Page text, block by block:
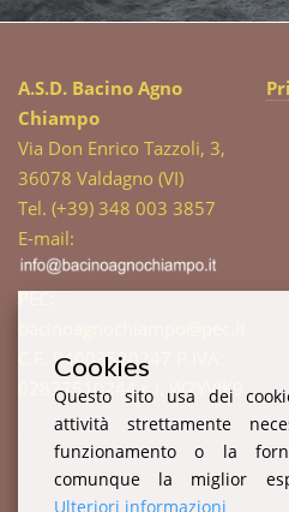
A.S.D. Bacino Agno
Chiampo
Via Don Enrico Tazzoli, 3,
36078 Valdagno (VI)
Tel. (+39) 348 003 3857
E-mail:
PEC:
C.F. 94003520247 P.IVA:
02877510244 c.i. W7YVJK9
Cookies
Questo sito usa dei
attività strettamente
funzionamento o la
comunque la miglior
Ulteriori informazioni